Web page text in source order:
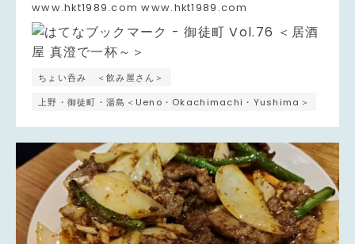
ちょい呑み ＜飲み屋さん＞
上野・御徒町・湯島＜Ueno・Okachimachi・Yushima＞
www.hkt1989.com www.hkt1989.com